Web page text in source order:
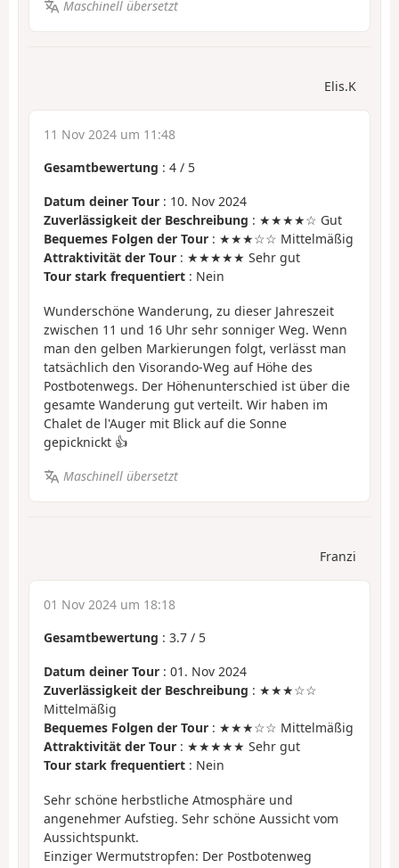
Maschinell übersetzt
Elis.K
11 Nov 2024 um 11:48
Gesamtbewertung : 4 / 5
Datum deiner Tour : 10. Nov 2024
Zuverlässigkeit der Beschreibung : ★★★★☆ Gut
Bequemes Folgen der Tour : ★★★☆☆ Mittelmäßig
Attraktivität der Tour : ★★★★★ Sehr gut
Tour stark frequentiert : Nein
Wunderschöne Wanderung, zu dieser Jahreszeit
zwischen 11 und 16 Uhr sehr sonniger Weg. Wenn
man den gelben Markierungen folgt, verlässt man
tatsächlich den Visorando-Weg auf Höhe des
Postbotenwegs. Der Höhenunterschied ist über die
gesamte Wanderung gut verteilt. Wir haben im
Chalet de l'Auger mit Blick auf die Sonne
gepicknickt 👍
Maschinell übersetzt
Franzi
01 Nov 2024 um 18:18
Gesamtbewertung : 3.7 / 5
Datum deiner Tour : 01. Nov 2024
Zuverlässigkeit der Beschreibung : ★★★☆☆
Mittelmäßig
Bequemes Folgen der Tour : ★★★☆☆ Mittelmäßig
Attraktivität der Tour : ★★★★★ Sehr gut
Tour stark frequentiert : Nein
Sehr schöne herbstliche Atmosphäre und
angenehmer Aufstieg. Sehr schöne Aussicht vom
Aussichtspunkt.
Einziger Wermutstropfen: Der Postbotenweg